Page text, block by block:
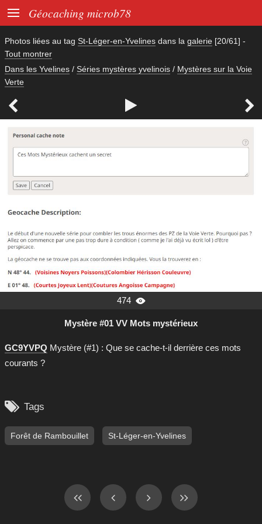
 Géocaching microb78
Photos liées au tag St-Léger-en-Yvelines dans la galerie [20/61] -
Tout montrer
Dans les Yvelines / Séries mystères yvelinois / Mystères sur la Voie
Verte
  
474 
Mystère #01 VV Mots mystérieux
GC9YVPQ Mystère (#1) : Que se cache-t-il derrière ces mots
courants ?
 Tags
Forêt de Rambouillet St-Léger-en-Yvelines